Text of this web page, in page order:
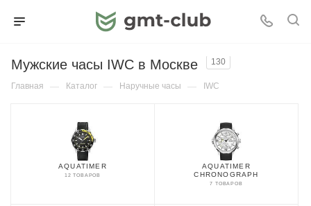
Мужские часы IWC в Москве 130
Главная — Каталог — Наручные часы — IWC
AQUATIMER
12 ТОВАРОВ
AQUATIMER
CHRONOGRAPH
7 ТОВАРОВ